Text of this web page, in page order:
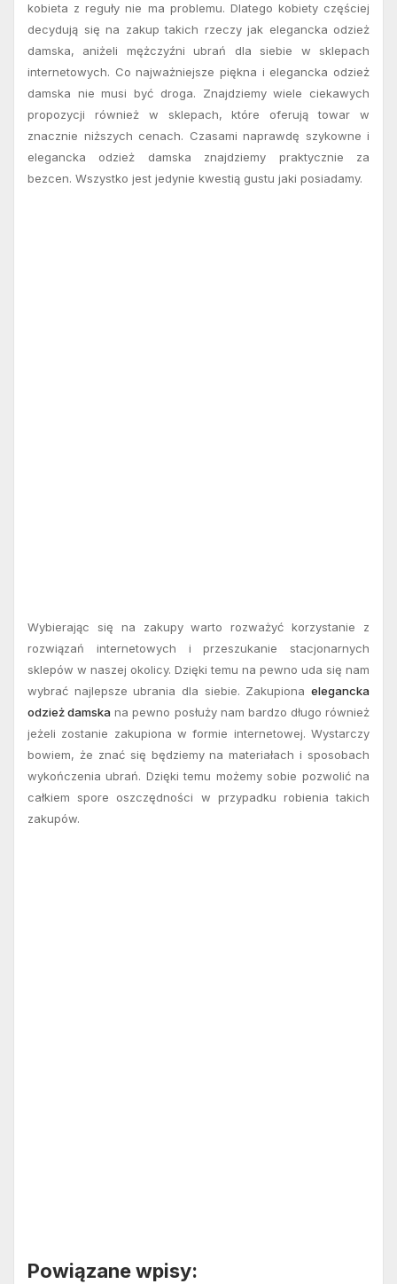
kobieta z reguły nie ma problemu. Dlatego kobiety częściej
decydują się na zakup takich rzeczy jak elegancka odzież
damska, aniżeli mężczyźni ubrań dla siebie w sklepach
internetowych. Co najważniejsze piękna i elegancka odzież
damska nie musi być droga. Znajdziemy wiele ciekawych
propozycji również w sklepach, które oferują towar w
znacznie niższych cenach. Czasami naprawdę szykowne i
elegancka odzież damska znajdziemy praktycznie za
bezcen. Wszystko jest jedynie kwestią gustu jaki posiadamy.
Wybierając się na zakupy warto rozważyć korzystanie z
rozwiązań internetowych i przeszukanie stacjonarnych
sklepów w naszej okolicy. Dzięki temu na pewno uda się nam
wybrać najlepsze ubrania dla siebie. Zakupiona elegancka
odzież damska na pewno posłuży nam bardzo długo również
jeżeli zostanie zakupiona w formie internetowej. Wystarczy
bowiem, że znać się będziemy na materiałach i sposobach
wykończenia ubrań. Dzięki temu możemy sobie pozwolić na
całkiem spore oszczędności w przypadku robienia takich
zakupów.
Powiązane wpisy: